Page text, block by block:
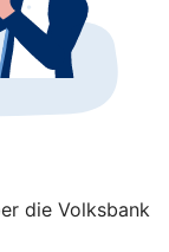
die Volksbank